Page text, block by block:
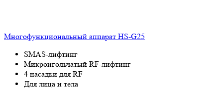
Многофункциональный аппарат HS-G25
SMAS-лифтинг
Микроигольчатый RF-лифтинг
4 насадки для RF
Для лица и тела